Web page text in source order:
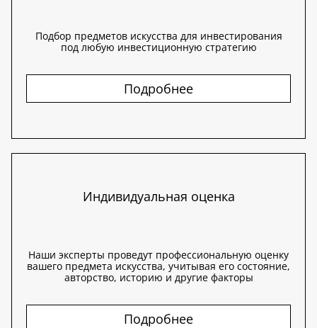
Подбор предметов искусства для инвестирования
под любую инвестиционную стратегию
Подробнее
Индивидуальная оценка
Наши эксперты проведут профессиональную оценку
вашего предмета искусства, учитывая его состояние,
авторство, историю и другие факторы
Подробнее